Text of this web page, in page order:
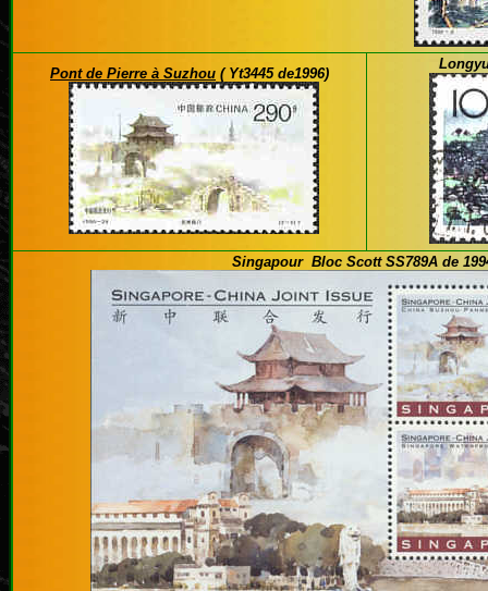
Pont de Pierre à Suzhou ( Yt3445 de1996)
Singapour Bloc Scott SS789A de